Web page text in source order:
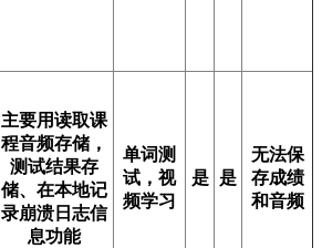
主要用读取课
程音频存储，
测试结果存
储、在本地记
录崩溃日志信
息功能
单词测
试，视
频学习
是 是
无法保
存成绩
和音频